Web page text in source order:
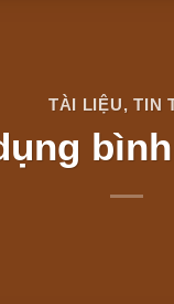
TÀI LIỆU,TIN